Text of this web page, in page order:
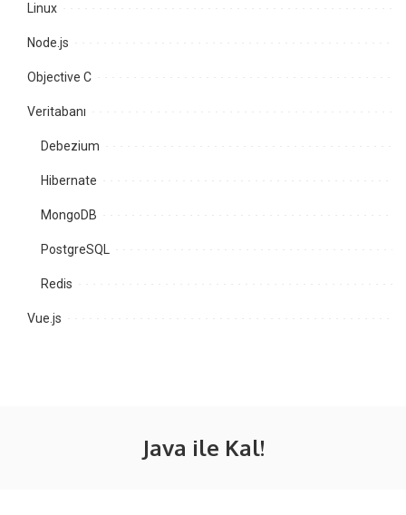
Linux
Node.js
Objective C
Veritabanı
Debezium
Hibernate
MongoDB
PostgreSQL
Redis
Vue.js
Java ile Kal!